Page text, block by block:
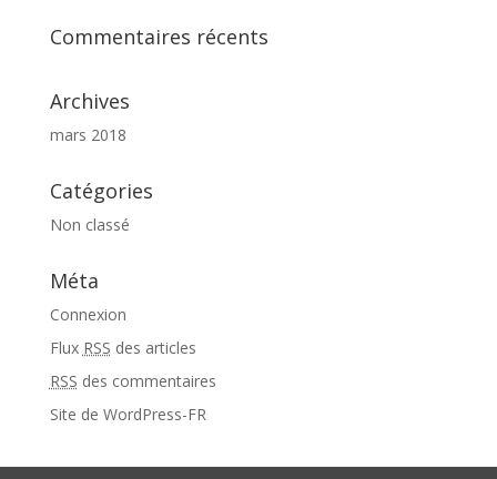
Commentaires récents
Archives
mars 2018
Catégories
Non classé
Méta
Connexion
Flux RSS des articles
RSS des commentaires
Site de WordPress-FR